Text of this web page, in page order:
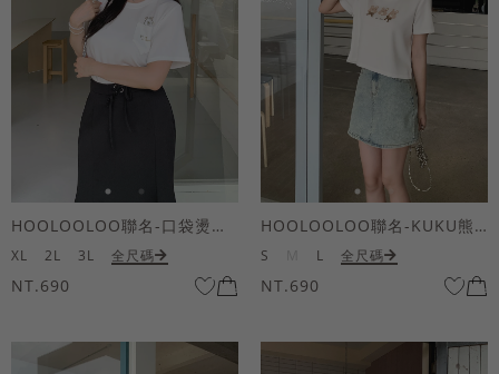
HOOLOOLOO聯名-口袋燙金KUKU熊短袖上衣
XL 2L 3L 全尺碼
NT.690
HOOLOOLOO聯名-KUKU熊蝴蝶結短袖上衣
S L 全尺碼
NT.690